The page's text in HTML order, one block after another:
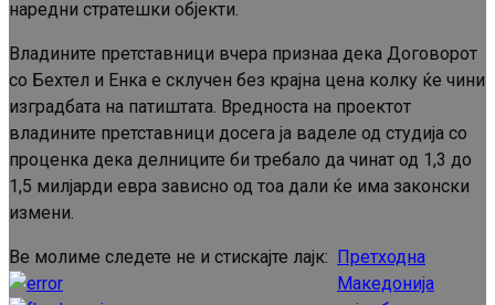
наредни стратешки објекти.
Владините претставници вчера признаа дека Договорот
со Бехтел и Енка е склучен без крајна цена колку ќе чини
изградбата на патиштата. Вредноста на проектот
владините претставници досега ја ваделе од студија со
проценка дека делниците би требало да чинат од 1,3 до
1,5 милјарди евра зависно од тоа дали ќе има законски
измени.
Ве молиме следете не и стискајте лајк:
Continue
Претходна
Македонија